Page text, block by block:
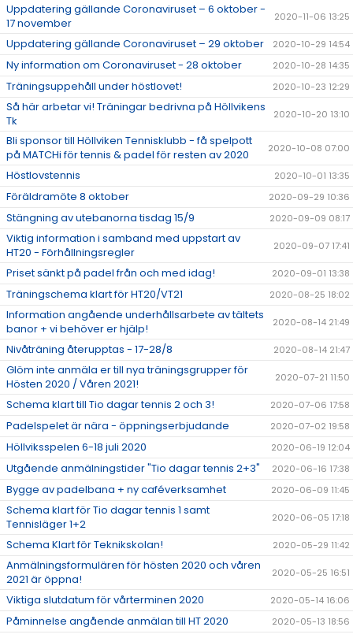
Uppdatering gällande Coronaviruset – 6 oktober -
17 november
2020-11-06 13:25
Uppdatering gällande Coronaviruset – 29 oktober 2020-10-29 14:54
Ny information om Coronaviruset - 28 oktober 2020-10-28 14:35
Träningsuppehåll under höstlovet! 2020-10-23 12:29
Så här arbetar vi! Träningar bedrivna på Höllvikens
Tk
2020-10-20 13:10
Bli sponsor till Höllviken Tennisklubb - få spelpott
på MATCHi för tennis & padel för resten av 2020
2020-10-08 07:00
Höstlovstennis 2020-10-01 13:35
Föräldramöte 8 oktober 2020-09-29 10:36
Stängning av utebanorna tisdag 15/9 2020-09-09 08:17
Viktig information i samband med uppstart av
HT20 - Förhållningsregler
2020-09-07 17:41
Priset sänkt på padel från och med idag! 2020-09-01 13:38
Träningschema klart för HT20/VT21 2020-08-25 18:02
Information angående underhållsarbete av tältets
banor + vi behöver er hjälp!
2020-08-14 21:49
Nivåträning återupptas - 17-28/8 2020-08-14 21:47
Glöm inte anmäla er till nya träningsgrupper för
Hösten 2020 / Våren 2021!
2020-07-21 11:50
Schema klart till Tio dagar tennis 2 och 3! 2020-07-06 17:58
Padelspelet är nära - öppningserbjudande 2020-07-02 19:58
Höllviksspelen 6-18 juli 2020 2020-06-19 12:04
Utgående anmälningstider "Tio dagar tennis 2+3" 2020-06-16 17:38
Bygge av padelbana + ny caféverksamhet 2020-06-09 11:45
Schema klart för Tio dagar tennis 1 samt
Tennisläger 1+2
2020-06-05 17:18
Schema Klart för Teknikskolan! 2020-05-29 11:42
Anmälningsformulären för hösten 2020 och våren
2021 är öppna!
2020-05-25 16:51
Viktiga slutdatum för vårterminen 2020 2020-05-14 16:06
Påminnelse angående anmälan till HT 2020 2020-05-13 18:56